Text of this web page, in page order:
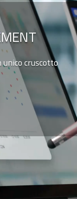
cruscotto